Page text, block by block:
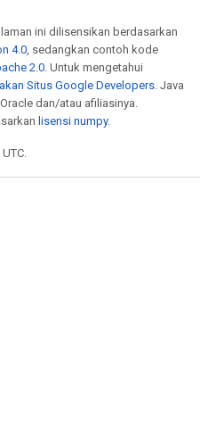
ini dilisensikan berdasarkan
4.0, sedangkan contoh kode
2.0. Untuk mengetahui
Situs Google Developers. Java
dan/atau afiliasinya.
lisensi numpy.